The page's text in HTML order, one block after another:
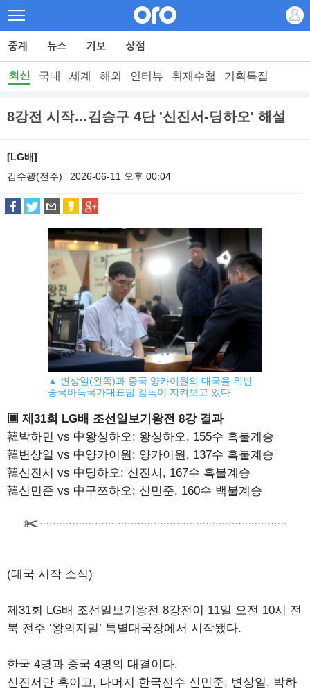
최신 국내 세계 해외 인터뷰 취재수첩 기획특집
8강전 시작…김승구 4단 '신진서-딩하오' 해설
[LG배]
김수광(전주)
2026-06-11 오후 00:04
▲ 변상일(왼쪽)과 중국 양카이원의 대국을 위빈
중국바둑국가대표팀 감독이 지켜보고 있다.
▣ 제31회 LG배 조선일보기왕전 8강 결과
韓박하민 vs 中왕싱하오: 왕싱하오, 155수 흑불계승
韓변상일 vs 中양카이원: 양카이원, 137수 흑불계승
韓신진서 vs 中딩하오: 신진서, 167수 흑불계승
韓신민준 vs 中구쯔하오: 신민준, 160수 백불계승
(대국 시작 소식)
제31회 LG배 조선일보기왕전 8강전이 11일 오전 10시 전
북 전주 ‘왕의지밀’ 특별대국장에서 시작됐다.
한국 4명과 중국 4명의 대결이다.
신진서만 흑이고, 나머지 한국선수 신민준, 변상일, 박하